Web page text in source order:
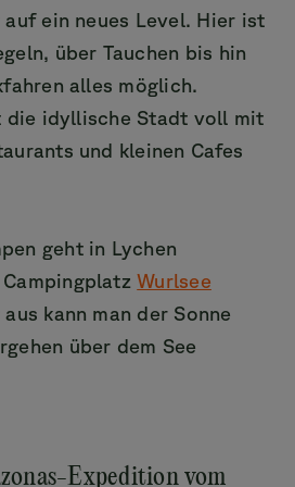
ein neues Level. Hier ist
über Tauchen bis hin
alles möglich.
die idyllische Stadt voll mit
und kleinen Cafes
geht in Lychen
CampingplatzWurlsee
kann man der Sonne
über dem See
Expedition vom